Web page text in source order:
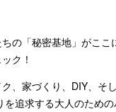
の「秘密基地」がここ
ク！
、家づくり、DIY、そ
を追求する大人のため